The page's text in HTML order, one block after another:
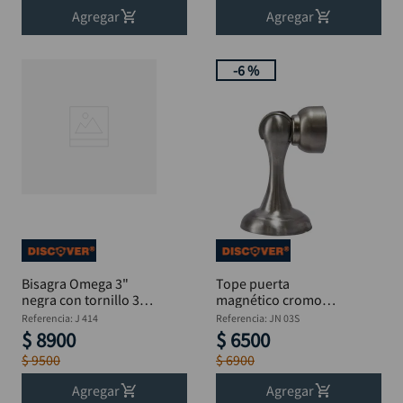
Agregar Agregar
Bisagra Omega 3"
negra con tornillo 3
unidades DISCOVER
Referencia: J 414
$ 8900
$9500
Agregar
-6 %
Tope puerta
magnético cromo
satinado DISCOVER
2.3/4"
Referencia: JN 03S
$ 6500
$6900
Agregar